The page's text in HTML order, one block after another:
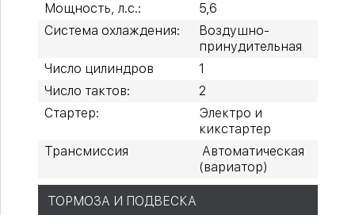
Мощность, л.с.:
5,6
Система охлаждения:
Воздушно-
принудительная
Число цилиндров
1
Число тактов:
2
Стартер:
Электро и
кикстартер
Трансмиссия
Автоматическая
(вариатор)
ТОРМОЗА И ПОДВЕСКА